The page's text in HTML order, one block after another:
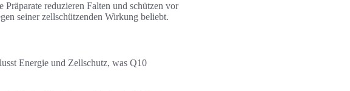
reduzieren Falten und schützen vor
seiner zellschützenden Wirkung beliebt.
Energie und Zellschutz, was Q10